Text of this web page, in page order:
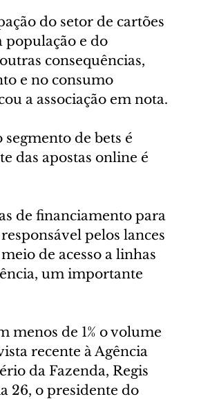
do setor de cartões
e do
consequências,
e no consumo
a associação em nota.
de bets é
das apostas online é
de financiamento para
pelos lances
de acesso a linhas
um importante
menos de 1% o volume
recente à Agência
da Fazenda, Regis
26, o presidente do